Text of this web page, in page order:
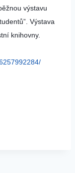
výstavu
Výstava
knihovny.